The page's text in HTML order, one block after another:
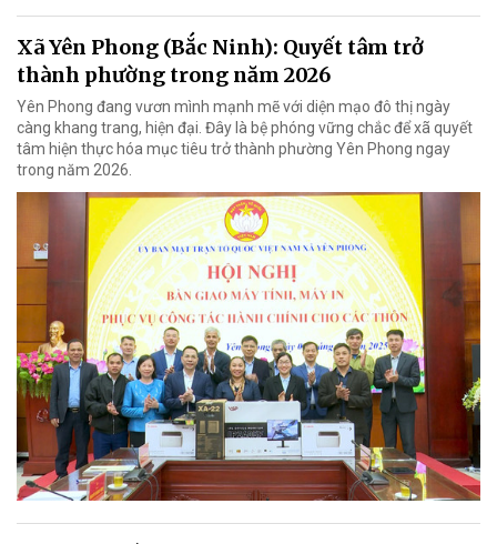
Xã Yên Phong (Bắc Ninh): Quyết tâm trở
thành phường trong năm 2026
Yên Phong đang vươn mình mạnh mẽ với diện mạo đô thị ngày
càng khang trang, hiện đại. Đây là bệ phóng vững chắc để xã quyết
tâm hiện thực hóa mục tiêu trở thành phường Yên Phong ngay
trong năm 2026.